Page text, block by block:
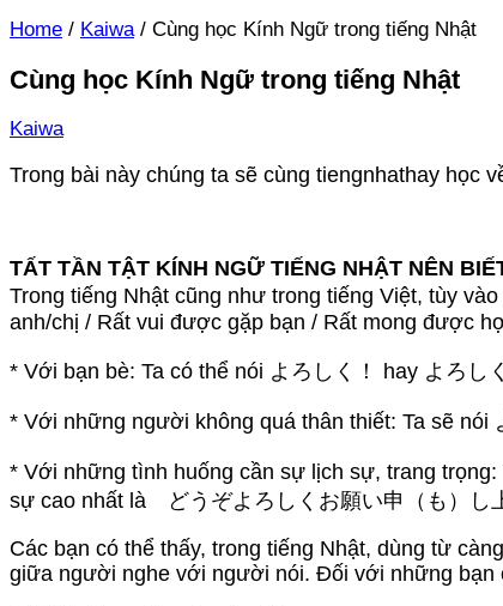
Home / Kaiwa / Cùng học Kính Ngữ trong tiếng Nhật
Cùng học Kính Ngữ trong tiếng Nhật
Kaiwa
Trong bài này chúng ta sẽ cùng tiengnhathay học
TẤT TẦN TẬT KÍNH NGỮ TIẾNG NHẬT NÊN
Trong tiếng Nhật cũng như trong tiếng Việt, tùy
anh/chị / Rất vui được gặp bạn / Rất mong được
* Với bạn bè: Ta có thể nói よろしく！ hay よろし
* Với những người không quá thân thiết: Ta sẽ
* Với những tình huống cần sự lịch sự, trang
sự cao nhất là どうぞよろしくお願い申（も）し
Các bạn có thể thấy, trong tiếng Nhật, dùng từ
giữa người nghe với người nói. Đối với những bạn